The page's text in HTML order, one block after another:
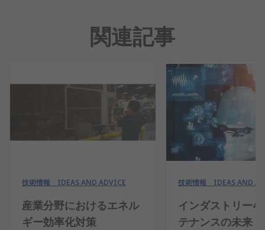
関連記事
技術情報 IDEAS AND ADVICE
産業分野におけるエネル
ギー効率化対策
技術情報 IDEAS AND
インダストリー
テナンスの未来